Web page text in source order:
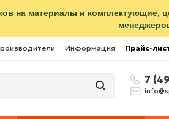
на материалы и комплектующие,
Информация Прайс-
7